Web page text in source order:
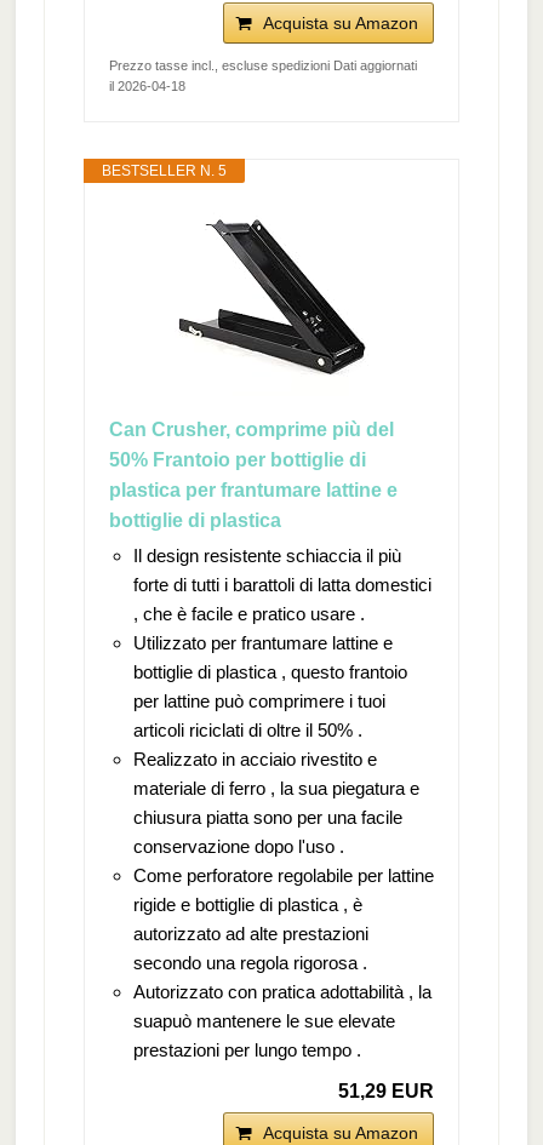
Acquista su Amazon
Prezzo tasse incl., escluse spedizioni Dati aggiornati
il 2026-04-18
BESTSELLER N. 5
Can Crusher, comprime più del
50% Frantoio per bottiglie di
plastica per frantumare lattine e
bottiglie di plastica
Il design resistente schiaccia il più
forte di tutti i barattoli di latta domestici
, che è facile e pratico usare .
Utilizzato per frantumare lattine e
bottiglie di plastica , questo frantoio
per lattine può comprimere i tuoi
articoli riciclati di oltre il 50% .
Realizzato in acciaio rivestito e
materiale di ferro , la sua piegatura e
chiusura piatta sono per una facile
conservazione dopo l'uso .
Come perforatore regolabile per lattine
rigide e bottiglie di plastica , è
autorizzato ad alte prestazioni
secondo una regola rigorosa .
Autorizzato con pratica adottabilità , la
suapuò mantenere le sue elevate
prestazioni per lungo tempo .
51,29 EUR
Acquista su Amazon